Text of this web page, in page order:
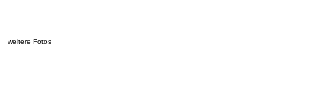
weitere Fotos